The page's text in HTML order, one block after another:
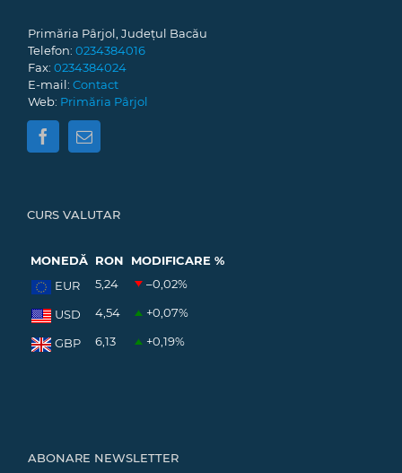
Primăria Pârjol, Județul Bacău
Telefon: 0234384016
Fax: 0234384024
E-mail: Contact
Web: Primăria Pârjol
CURS VALUTAR
MONEDĂ RON
MODIFICARE %
EUR
5,24 –0,02%
USD 4,54 +0,07%
GBP 6,13 +0,19%
ABONARE NEWSLETTER